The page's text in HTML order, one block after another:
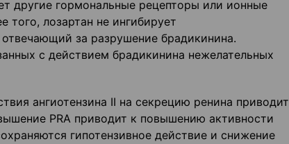
другие гормональные рецепторы или ионные
того, лозартан не ингибирует
за разрушение брадикинина.
с действием брадикинина нежелательных
ангиотензина II на секрецию ренина приводит
PRA приводит к повышению активности
гипотензивное действие и снижение